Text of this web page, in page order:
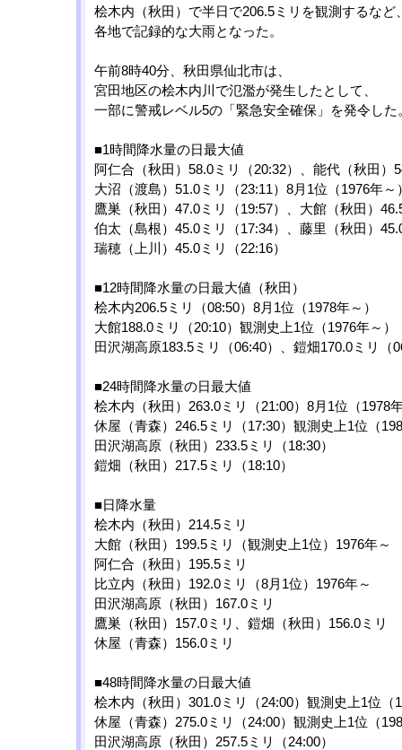
桧木内（秋田）で半日で206.5ミリを観測するなど
各地で記録的な大雨となった。
午前8時40分、秋田県仙北市は、
宮田地区の桧木内川で氾濫が発生したとして、
一部に警戒レベル5の「緊急安全確保」を発令した
■1時間降水量の日最大値
阿仁合（秋田）58.0ミリ（20:32）、能代（秋田）
大沼（渡島）51.0ミリ（23:11）8月1位（1976年～
鷹巣（秋田）47.0ミリ（19:57）、大館（秋田）
伯太（島根）45.0ミリ（17:34）、藤里（秋田）
瑞穂（上川）45.0ミリ（22:16）
■12時間降水量の日最大値（秋田）
桧木内206.5ミリ（08:50）8月1位（1978年～）
大館188.0ミリ（20:10）観測史上1位（1976年～）
田沢湖高原183.5ミリ（06:40）、鎧畑170.0ミリ（
■24時間降水量の日最大値
桧木内（秋田）263.0ミリ（21:00）8月1位（1978
休屋（青森）246.5ミリ（17:30）観測史上1位（
田沢湖高原（秋田）233.5ミリ（18:30）
鎧畑（秋田）217.5ミリ（18:10）
■日降水量
桧木内（秋田）214.5ミリ
大館（秋田）199.5ミリ（観測史上1位）1976年～
阿仁合（秋田）195.5ミリ
比立内（秋田）192.0ミリ（8月1位）1976年～
田沢湖高原（秋田）167.0ミリ
鷹巣（秋田）157.0ミリ、鎧畑（秋田）156.0ミリ
休屋（青森）156.0ミリ
■48時間降水量の日最大値
桧木内（秋田）301.0ミリ（24:00）観測史上1位（
休屋（青森）275.0ミリ（24:00）観測史上1位（
田沢湖高原（秋田）257.5ミリ（24:00）